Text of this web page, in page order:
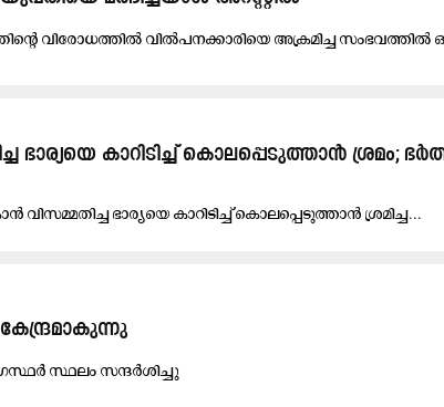
വി​രോ​ധ​ത്തി​ൽ വി​ൽ​പ​ന​ക്കാ​രി​യെ അ​ക്ര​മി​ച്ച സം​ഭ​വ​ത്തി​ൽ
ഭാര്യയെ കാറിടിച്ച് കൊലപ്പെടുത്താൻ ശ്രമം;
ഭാ​ര്യ​യെ കാ​റി​ടി​ച്ച് കൊ​ല​പ്പെ​ടു​ത്താ​ൻ ശ്ര​മി​ച്ച...
കേന്ദ്രമാകുന്നു
സ്ഥ​ലം സ​ന്ദ​ർ​ശി​ച്ചു